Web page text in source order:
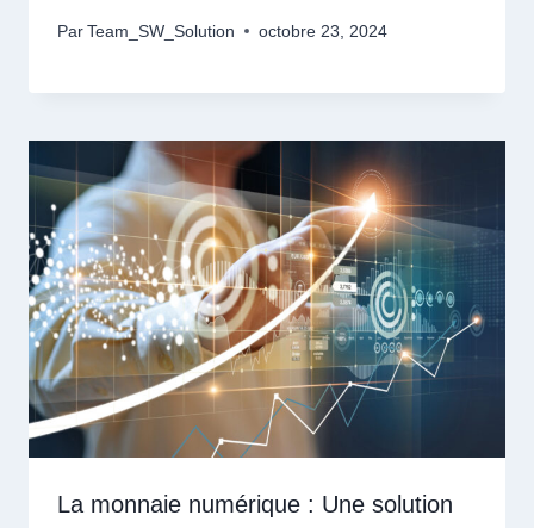
Par Team_SW_Solution octobre 23, 2024
La monnaie numérique : Une solution